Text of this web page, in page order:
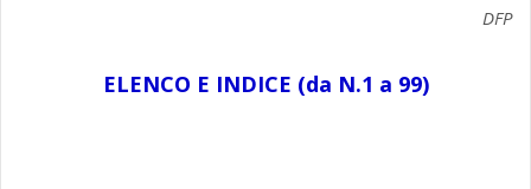
DFP
ELENCO E INDICE (da N.1 a 99)